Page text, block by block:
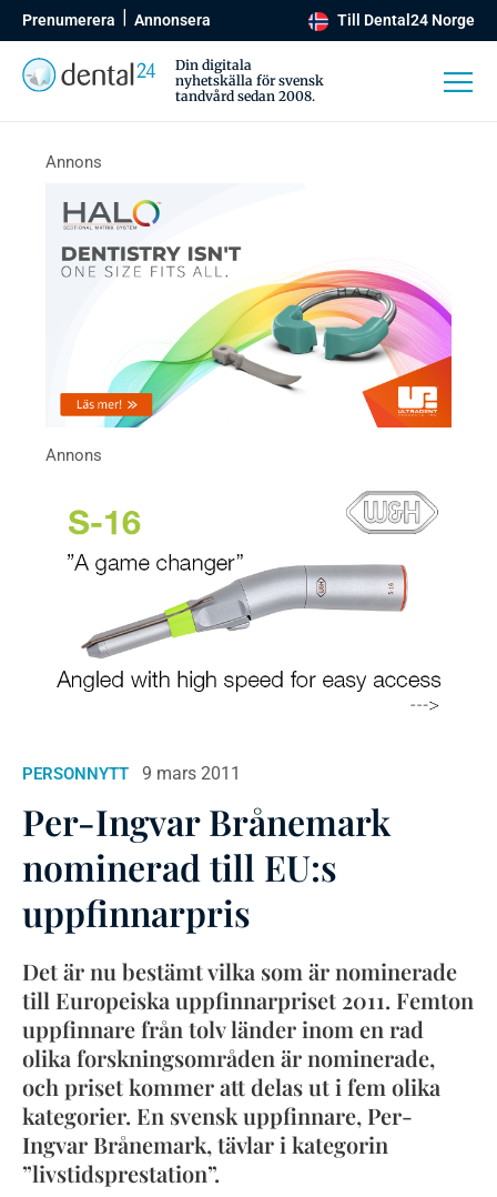
Prenumerera Annonsera Till Dental24 Norge
Din digitala
nyhetskälla för svensk
tandvård sedan 2008.
PERSONNYTT 9 mars 2011
Per-Ingvar Brånemark
nominerad till EU:s
uppfinnarpris
Det är nu bestämt vilka som är nominerade
till Europeiska uppfinnarpriset 2011. Femton
uppfinnare från tolv länder inom en rad
olika forskningsområden är nominerade,
och priset kommer att delas ut i fem olika
kategorier. En svensk uppfinnare, Per-
Ingvar Brånemark, tävlar i kategorin
”livstidsprestation”.